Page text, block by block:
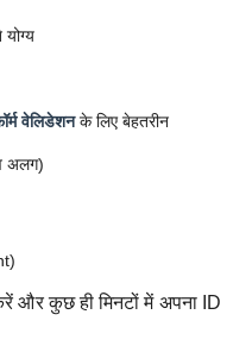
वेलिडेशनके लिए बेहतरीन
अलग)
और कुछ ही मिनटों में अपना ID